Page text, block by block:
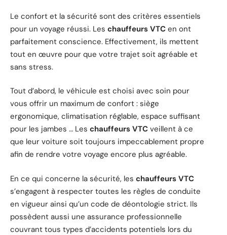
Le confort et la sécurité sont des critères essentiels
pour un voyage réussi. Les chauffeurs VTC en ont
parfaitement conscience. Effectivement, ils mettent
tout en œuvre pour que votre trajet soit agréable et
sans stress.
Tout d’abord, le véhicule est choisi avec soin pour
vous offrir un maximum de confort : siège
ergonomique, climatisation réglable, espace suffisant
pour les jambes … Les chauffeurs VTC veillent à ce
que leur voiture soit toujours impeccablement propre
afin de rendre votre voyage encore plus agréable.
En ce qui concerne la sécurité, les chauffeurs VTC
s’engagent à respecter toutes les règles de conduite
en vigueur ainsi qu’un code de déontologie strict. Ils
possèdent aussi une assurance professionnelle
couvrant tous types d’accidents potentiels lors du